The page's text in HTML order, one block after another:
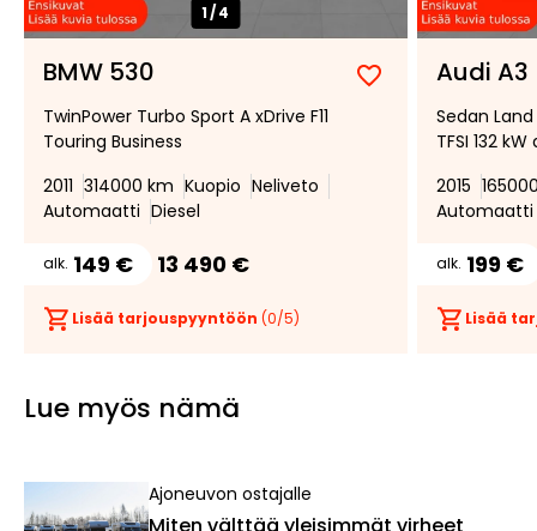
1/4
BMW 530
Lisää
suosikiksi
Poista
suosikeista
TwinPower Turbo Sport A xDrive F11
Touring Business
2011 314000 km Kuopio Neliveto
Automaatti Diesel
alk. 149 € 13 490 €
Lisää tarjouspyyntöön (0/5)
Audi A3
Sedan
TFSI 132
2015
Automaatti
alk. 199 €
Lisää
Lue myös nämä
Ajoneuvon ostajalle
Miten välttää yleisimmät virheet